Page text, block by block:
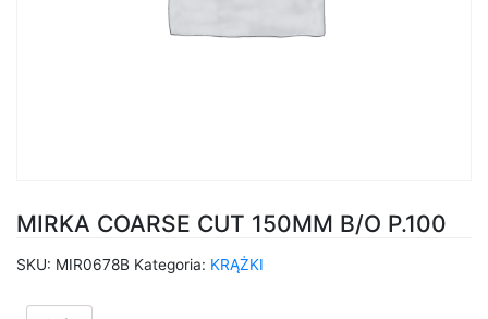
MIRKA COARSE CUT 150MM B/O P.100
SKU: MIR0678B Kategoria: KRĄŻKI